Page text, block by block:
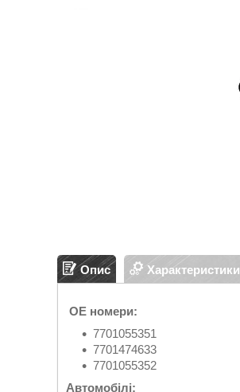
Опис Характеристики
OE номери:
7701055351
7701474633
7701055352
Автомобілі: